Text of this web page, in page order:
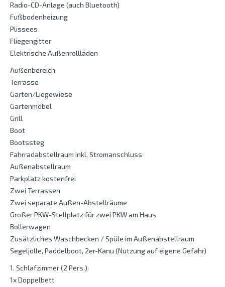
Radio-CD-Anlage (auch Bluetooth)
Fußbodenheizung
Plissees
Fliegengitter
Elektrische Außenrollläden
Außenbereich:
Terrasse
Garten/Liegewiese
Gartenmöbel
Grill
Boot
Bootssteg
Fahrradabstellraum inkl. Stromanschluss
Außenabstellraum
Parkplatz kostenfrei
Zwei Terrassen
Zwei separate Außen-Abstellräume
Großer PKW-Stellplatz für zwei PKW am Haus
Bollerwagen
Zusätzliches Waschbecken / Spüle im Außenabstellraum
Segeljolle, Paddelboot, 2er-Kanu (Nutzung auf eigene Gefahr)
1. Schlafzimmer (2 Pers.):
1x Doppelbett